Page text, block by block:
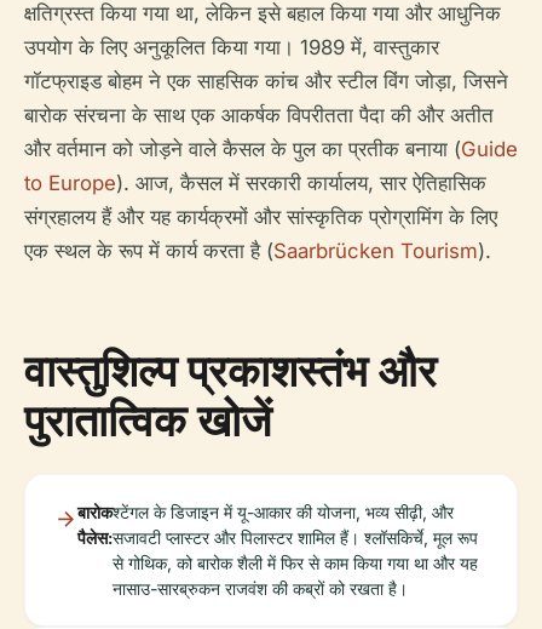
क्षतिग्रस्त किया गया था, लेकिन इसे बहाल किया गया और आधुनिक
उपयोग के लिए अनुकूलित किया गया। 1989 में, वास्तुकार
गॉटफ्राइड बोहम ने एक साहसिक कांच और स्टील विंग जोड़ा, जिसने
बारोक संरचना के साथ एक आकर्षक विपरीतता पैदा की और अतीत
और वर्तमान को जोड़ने वाले कैसल के पुल का प्रतीक बनाया (Guide
to Europe). आज, कैसल में सरकारी कार्यालय, सार ऐतिहासिक
संग्रहालय हैं और यह कार्यक्रमों और सांस्कृतिक प्रोग्रामिंग के लिए
एक स्थल के रूप में कार्य करता है (Saarbrücken Tourism).
वास्तुशिल्प प्रकाशस्तंभ और
पुरातात्विक खोजें
बारोक
पैलेस:
श्टेंगल के डिजाइन में यू-आकार की योजना, भव्य सीढ़ी, और
सजावटी प्लास्टर और पिलास्टर शामिल हैं। श्लॉसकिर्चे, मूल रूप
से गोथिक, को बारोक शैली में फिर से काम किया गया था और यह
नासाउ-सारब्रुकन राजवंश की कब्रों को रखता है।